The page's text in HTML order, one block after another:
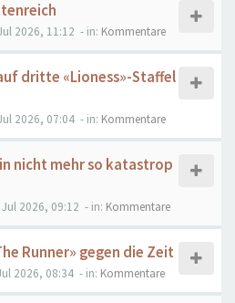
2026, 11:12 - in: Kommentare
dritte «Lioness»-Staffel
2026, 07:04 - in: Kommentare
nicht mehr so katastrop
2026, 09:12 - in: Kommentare
Runner» gegen die Zeit
2026, 08:34 - in: Kommentare